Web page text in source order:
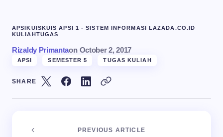
APSI KUIS KUIS APSI 1 - SISTEM INFORMASI LAZADA.CO.ID
KULIAH TUGAS
Rizaldy Primantaon October 2, 2017
APSI SEMESTER 5 TUGAS KULIAH
SHARE
PREVIOUS ARTICLE